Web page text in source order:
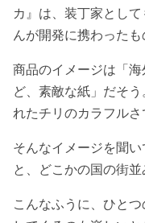
カ』は、装丁家とし
んが開発に携わったも
商品のイメージは「
ど、素敵な紙」だそ
れたチリのカラフルさ
そんなイメージを聞
と、どこかの国の街並
こんなふうに、ひと